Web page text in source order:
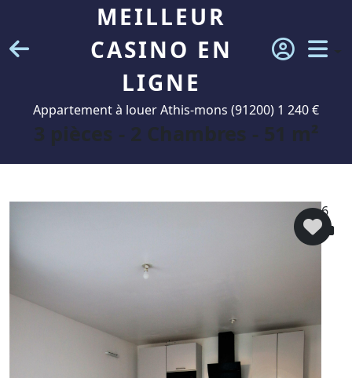
MEILLEUR
CASINO EN
LIGNE
Appartement à louer Athis-mons (91200) 1 240 €
3 pièces - 2 Chambres - 51 m²
6